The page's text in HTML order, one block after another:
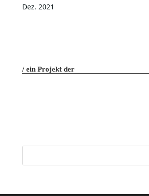
Dez. 2021
ein Projekt der